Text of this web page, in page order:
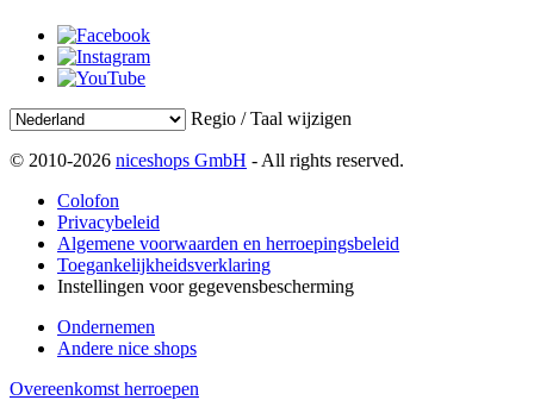
Regio / Taal wijzigen
© 2010-2026 niceshops GmbH - All rights reserved.
Colofon
Privacybeleid
Algemene voorwaarden en herroepingsbeleid
Toegankelijkheidsverklaring
Instellingen voor gegevensbescherming
Ondernemen
Andere nice shops
Overeenkomst herroepen